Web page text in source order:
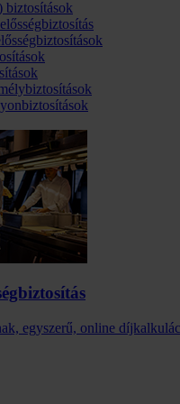
egyszerű, online